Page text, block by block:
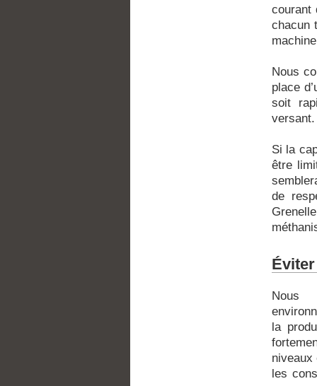
courant
chacun
Nous
place
soit
versant.
Si la
être
de
Nous
la
niveaux
les